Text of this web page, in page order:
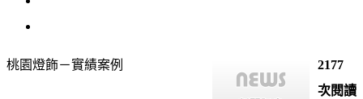
2177
次閱讀
桃園燈飾－實績案例